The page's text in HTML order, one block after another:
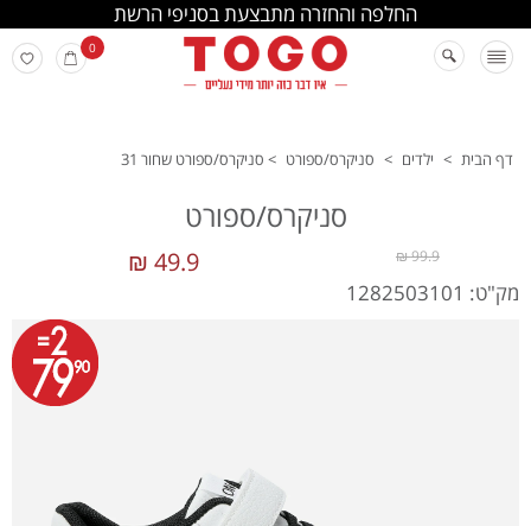
החלפה והחזרה מתבצעת בסניפי הרשת
0
דף הבית > ילדים > סניקרס/ספורט > סניקרס/ספורט שחור 31
סניקרס/ספורט
49.9 ₪ 99.9 ₪
מק"ט: 1282503101